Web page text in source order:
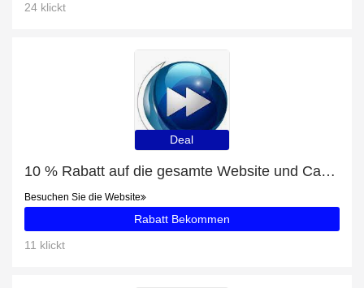
24 klickt
Deal
10 % Rabatt auf die gesamte Website und Castle mit 23% Rabatt
Besuchen Sie die Website
Rabatt Bekommen
11 klickt